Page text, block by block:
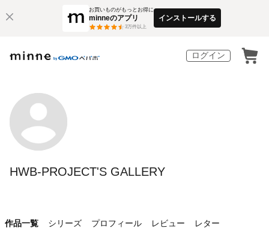
お買いものがもっとお得に
minneのアプリ
3万件以上
インストールする
ログイン
HWB-PROJECT'S GALLERY
作品一覧 シリーズ プロフィール レビュー レター